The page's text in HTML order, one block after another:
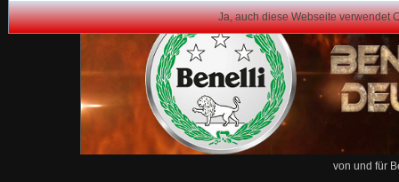
Ja, auch diese Webseite verwendet
von und für